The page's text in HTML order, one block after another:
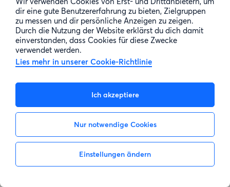
dir eine gute Benutzererfahrung zu bieten, Zielgruppen
zu messen und dir persönliche Anzeigen zu zeigen.
Durch die Nutzung der Website erklärst du dich damit
einverstanden, dass Cookies für diese Zwecke
verwendet werden.
Lies mehr in unserer Cookie-Richtlinie
Ich akzeptiere
Nur notwendige Cookies
Einstellungen ändern
Zur Suche gehen